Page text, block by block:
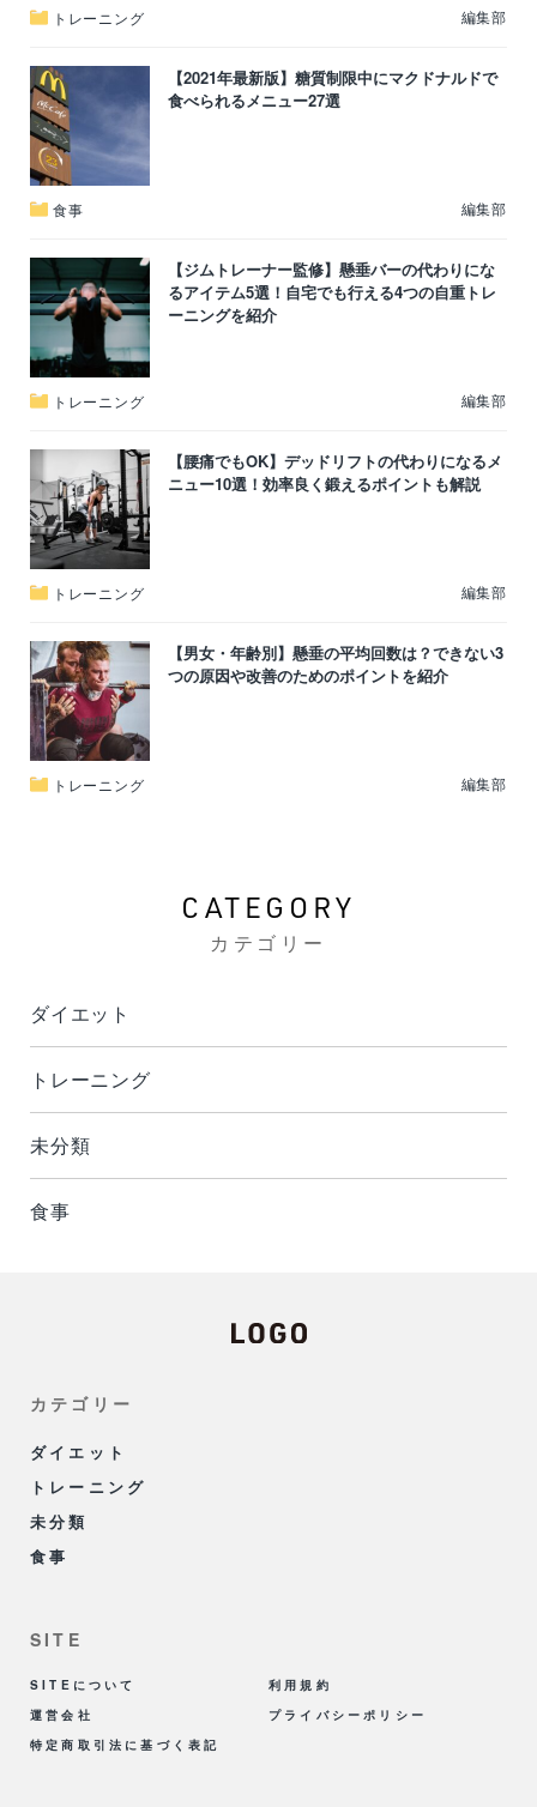
トレーニング 編集部
【2021年最新版】糖質制限中にマクドナルドで
食べられるメニュー27選
食事 編集部
【ジムトレーナー監修】懸垂バーの代わりにな
るアイテム5選！自宅でも行える4つの自重トレ
ーニングを紹介
トレーニング 編集部
【腰痛でもOK】デッドリフトの代わりになるメ
ニュー10選！効率良く鍛えるポイントも解説
トレーニング 編集部
【男女・年齢別】懸垂の平均回数は？できない3
つの原因や改善のためのポイントを紹介
トレーニング 編集部
CATEGORY
カテゴリー
ダイエット
トレーニング
未分類
食事
カテゴリー
ダイエット
トレーニング
未分類
食事
SITE
SITEについて
利用規約
運営会社
プライバシーポリシー
特定商取引法に基づく表記